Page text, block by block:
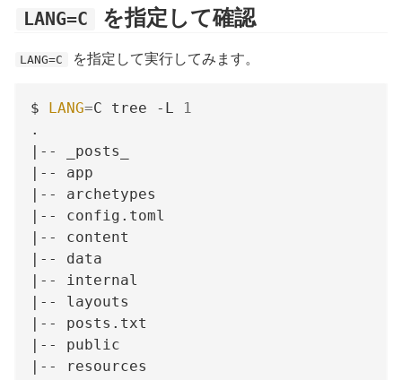
LANG=C を指定して確認
LANG=C を指定して実行してみます。
$ LANG=C tree -L
1